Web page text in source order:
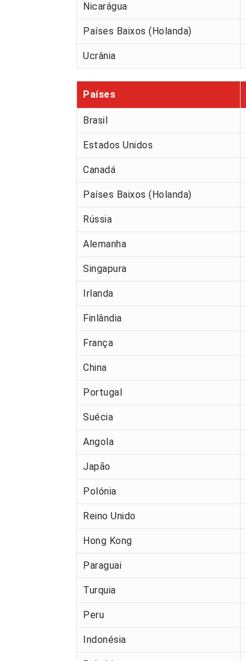
Nicarágua
Países Baixos (Holanda)
Ucrânia
Países
Brasil
Estados Unidos
Canadá
Países Baixos (Holanda)
Rússia
Alemanha
Singapura
Irlanda
Finlândia
França
China
Portugal
Suécia
Angola
Japão
Polónia
Reino Unido
Hong Kong
Paraguai
Turquia
Peru
Indonésia